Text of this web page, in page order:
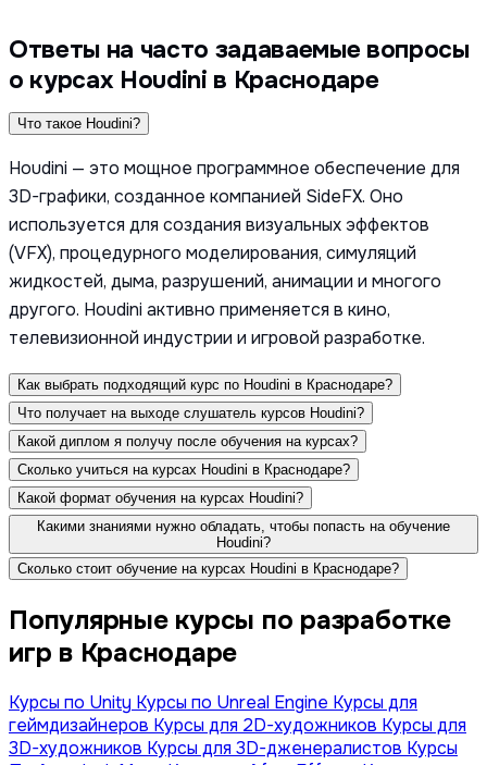
Ответы на часто задаваемые вопросы
о курсах Houdini в Краснодаре
Что такое Houdini?
Houdini — это мощное программное обеспечение для
3D-графики, созданное компанией SideFX. Оно
используется для создания визуальных эффектов
(VFX), процедурного моделирования, симуляций
жидкостей, дыма, разрушений, анимации и многого
другого. Houdini активно применяется в кино,
телевизионной индустрии и игровой разработке.
Как выбрать подходящий курс по Houdini в Краснодаре?
Что получает на выходе слушатель курсов Houdini?
Какой диплом я получу после обучения на курсах?
Сколько учиться на курсах Houdini в Краснодаре?
Какой формат обучения на курсах Houdini?
Какими знаниями нужно обладать, чтобы попасть на обучение
Houdini?
Сколько стоит обучение на курсах Houdini в Краснодаре?
Популярные курсы по разработке
игр в Краснодаре
Курсы по Unity Курсы по Unreal Engine Курсы для
геймдизайнеров Курсы для 2D-художников Курсы для
3D-художников Курсы для 3D-дженералистов Курсы